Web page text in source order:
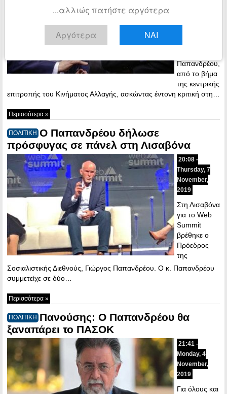
Παπανδρέου,
από το βήμα
της κεντρικής
επιτροπής του Κινήματος Αλλαγής, ασκώντας έντονη κριτική στη…
Περισσότερα »
ΠΟΛΙΤΙΚΗ Ο Παπανδρέου δήλωσε
πρόσφυγας σε πάνελ στη Λισαβόνα
20:08 -
Thursday, 7
November,
2019
Στη Λισαβόνα
για το Web
Summit
βρέθηκε ο
Πρόεδρος
της
Σοσιαλιστικής Διεθνούς, Γιώργος Παπανδρέου. Ο κ. Παπανδρέου
συμμετείχε σε δύο…
Περισσότερα »
ΠΟΛΙΤΙΚΗ Πανούσης: Ο Παπανδρέου θα
ξαναπάρει το ΠΑΣΟΚ
21:41 -
Monday, 4
November,
2019
Για όλους και
...αλλιώς πατήστε αργότερα
Αργότερα ΝΑΙ